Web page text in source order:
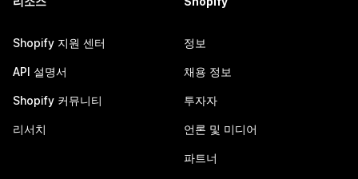
Shopify 지원 센터
API 설명서
Shopify 커뮤니티
리서치
정보
채용 정보
투자자
언론 및 미디어
파트너